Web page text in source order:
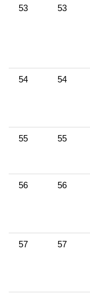
53 53
54 54
55 55
56 56
57 57